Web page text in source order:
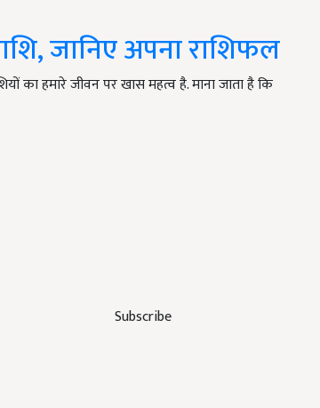
Subscribe
जानिए अपना राशिफल
का हमारे जीवन पर खास महत्व है. माना जाता है कि